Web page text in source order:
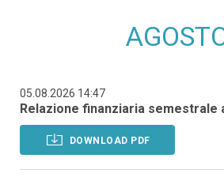
05.08.2026 14:47
Relazione finanziaria semestrale
DOWNLOAD PDF